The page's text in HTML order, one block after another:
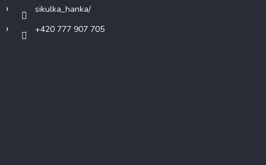
sikulka_hanka/
+420 777 907 705